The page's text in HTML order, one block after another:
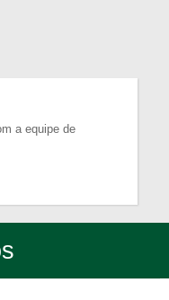
a equipe de